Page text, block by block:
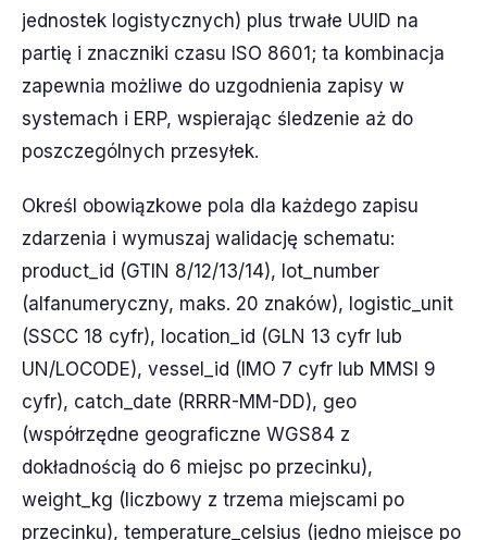
jednostek logistycznych) plus trwałe UUID na
partię i znaczniki czasu ISO 8601; ta kombinacja
zapewnia możliwe do uzgodnienia zapisy w
systemach i ERP, wspierając śledzenie aż do
poszczególnych przesyłek.
Określ obowiązkowe pola dla każdego zapisu
zdarzenia i wymuszaj walidację schematu:
product_id (GTIN 8/12/13/14), lot_number
(alfanumeryczny, maks. 20 znaków), logistic_unit
(SSCC 18 cyfr), location_id (GLN 13 cyfr lub
UN/LOCODE), vessel_id (IMO 7 cyfr lub MMSI 9
cyfr), catch_date (RRRR-MM-DD), geo
(współrzędne geograficzne WGS84 z
dokładnością do 6 miejsc po przecinku),
weight_kg (liczbowy z trzema miejscami po
przecinku), temperature_celsius (jedno miejsce po